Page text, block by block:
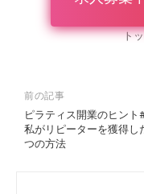
ト
前の記事
ピラティス開業のヒント
私がリピーターを獲得し
つの方法